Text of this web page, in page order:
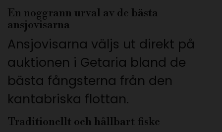
En noggrann urval av de bästa
ansjovisarna
Ansjovisarna väljs ut direkt på
auktionen i Getaria bland de
bästa fångsterna från den
kantabriska flottan.
Traditionellt och hållbart fiske